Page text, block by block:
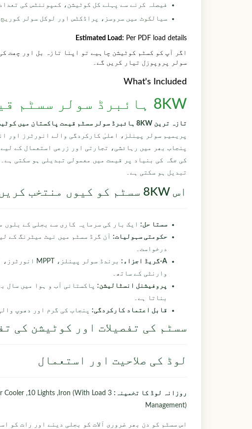
فیصلہ کرنے سے پہلے کل کوٹیشن، کمپوننٹس کی
سیالکوٹ میں سروسز، پراڈکٹس اور لوکل سولر
Estimated Load: Per PDF load details
اگر آپ کو کسٹم کوٹیشن چاہیے تو اپنا تازہ بل اور چھت
سولر پروپوزل تیار کریں گے۔
What's Included
8KW ہائبرڈ سولر سسٹم قیمت پاکستان میں
تازہ ترین 8KW ہائبرڈ سولر سسٹم قیمت پاکستان میں کوٹیشن:
پریمیم سولر پینلز، اعلیٰ کارکردگی والے انورٹرز اور
پنجاب بھر میں رہائشی، تجارتی اور زرعی استعمال کے
کی جگہ کی بنیاد پر قیمت میں معمولی تبدیلی ہو سکتی
تبدیل ہو سکتی ہے۔
اس 8KW سسٹم کو کیوں منتخب کریں؟
سستا حل: ایک بار کی سرمایہ کاری سے بجلی کے بلوں میں 70-90% کمی
حکومتی سہولیات: آن گرڈ سسٹم میں نیٹ میٹرنگ کے
درخواست۔
A-گریڈ اجزاء:
وارنٹی کے ساتھ۔
پروفیشنل انسٹالیشن: پاکستانی آب و ہوا میں سال
بناتا ہے۔
قابل اعتماد کارکردگی: پنجاب کی گرم اور دھوپ
سسٹم کی تفصیلات اور کوٹیشن کی
لوڈ کی صلاحیت اور استعمال
روزانہ لوڈ کا تخمینہ:
Cooler ,10 Lights ,Iron (With Load
Management)
اس سسٹم کو دن بھر ضروری آلات کو بجلی دینے اور رات کو